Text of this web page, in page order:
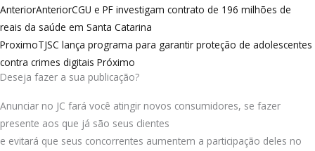
AnteriorAnteriorCGU e PF investigam contrato de 196 milhões de
reais da saúde em Santa Catarina
ProximoTJSC lança programa para garantir proteção de adolescentes
contra crimes digitais Próximo
Deseja fazer a sua publicação?
Anunciar no JC fará você atingir novos consumidores, se fazer
presente aos que já são seus clientes
e evitará que seus concorrentes aumentem a participação deles no